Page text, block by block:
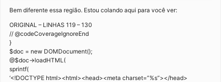
Bem diferente essa região. Estou colando aqui para você ver:
ORIGINAL – LINHAS 119 – 130
// @codeCoverageIgnoreEnd
}
$doc = new DOMDocument();
@$doc->loadHTML(
sprintf(
‘<!DOCTYPE html><html><head><meta charset=”%s”></head>